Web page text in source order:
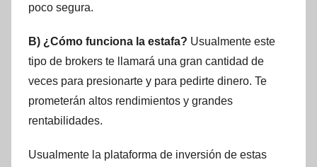
poco segura.
B) ¿Cómo funciona la estafa? Usualmente este
tipo de brokers te llamará una gran cantidad de
veces para presionarte y para pedirte dinero. Te
prometerán altos rendimientos y grandes
rentabilidades.
Usualmente la plataforma de inversión de estas